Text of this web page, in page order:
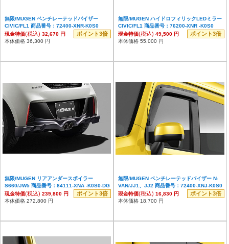
無限/MUGEN ベンチレーテッドバイザー
CIVIC/FL1 商品番号：72400-XNR-K0S0
現金特価(税込) 32,670 円 ポイント3倍
本体価格 36,300 円
無限/MUGEN ハイドロフィリックLEDミラー
CIVIC/FL1 商品番号：76200-XNR -K0S0
現金特価(税込) 49,500 円 ポイント3倍
本体価格 55,000 円
無限/MUGEN リアアンダースポイラー
S660/JW5 商品番号：84111-XNA -K0S0-DG
現金特価(税込) 239,800 円 ポイント3倍
本体価格 272,800 円
無限/MUGEN ベンチレーテッドバイザー N-
VAN/JJ1、JJ2 商品番号：72400-XNJ-K0S0
現金特価(税込) 16,830 円 ポイント3倍
本体価格 18,700 円